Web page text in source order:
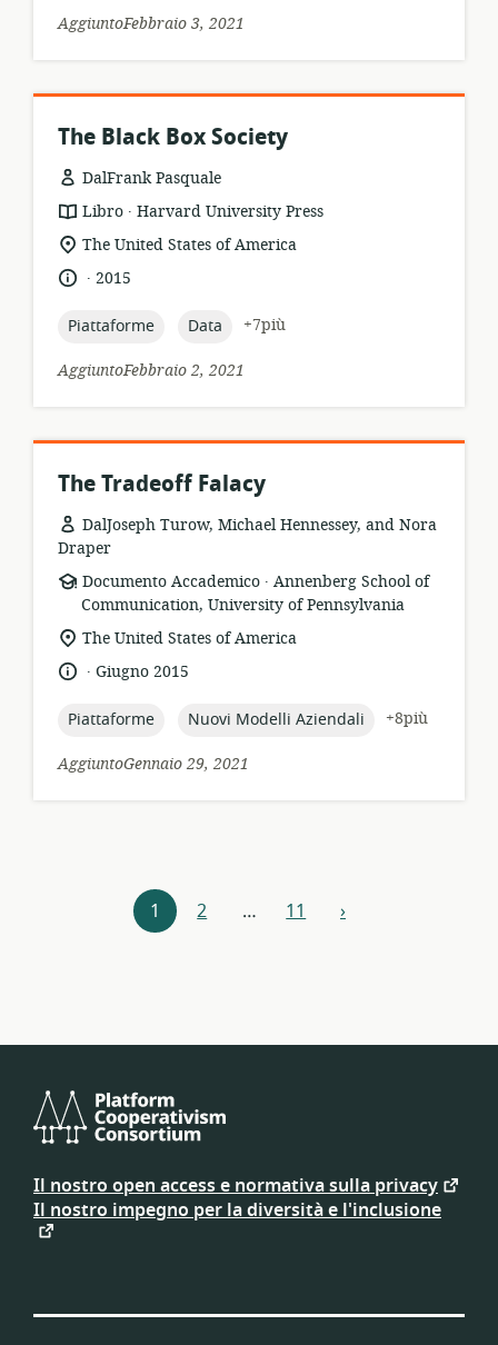
AggiuntoFebbraio 3, 2021
The Black Box Society
DalFrank Pasquale
formato
della
risorsa:
Libro .
publisher:
Harvard University Press
località
pertinenza:
The United States of America
lingua:
.
data
pubblicazione:
2015
topic:
Piattaforme topic:
Data
+7più
AggiuntoFebbraio 2, 2021
The Tradeoff Falacy
DalJoseph Turow, Michael Hennessey, and Nora
Draper
formato
della
risorsa:
Documento Accademico .
publisher:
Annenberg School of
Communication, University of Pennsylvania
località
pertinenza:
The United States of America
lingua:
.
data
pubblicazione:
Giugno 2015
topic:
Piattaforme topic:
Nuovi Modelli Aziendali
+8più
AggiuntoGennaio 29, 2021
Esplorazione
1 2 … 11 prossimo
›
Platform
Consortium
Il nostro open access e normativa sulla privacy
Il nostro impegno per la diversità e l'inclusione